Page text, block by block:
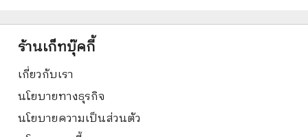
ร้านเก็ทบุ๊คกี้
เกี่ยวกับเรา
นโยบายทางธุรกิจ
นโยบายความเป็นส่วนตัว